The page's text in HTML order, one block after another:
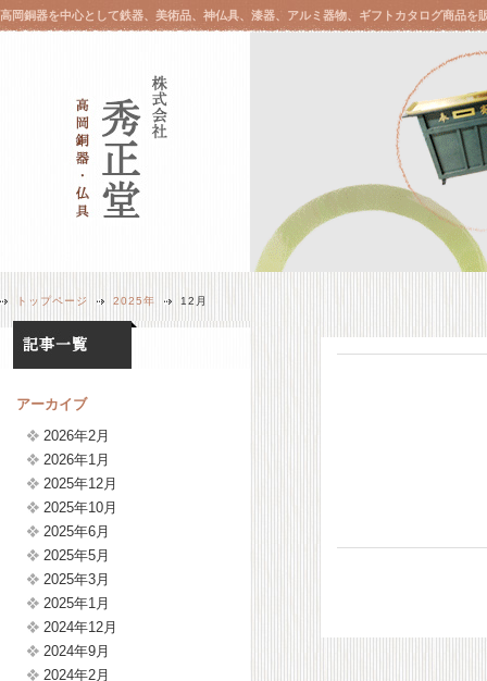
高岡銅器を中心として鉄器、美術品、神仏具、漆器、アルミ器物、ギフトカタログ商品を
トップページ 2025年 12月
アーカイブ
2026年2月
2026年1月
2025年12月
2025年10月
2025年6月
2025年5月
2025年3月
2025年1月
2024年12月
2024年9月
2024年2月